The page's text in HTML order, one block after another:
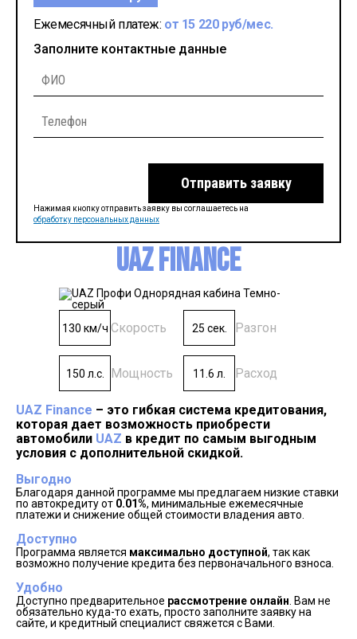
Ежемесячный платеж: от 15 220 руб/мес.
Заполните контактные данные
Отправить заявку
Нажимая кнопку отправить заявку вы соглашаетесь на
обработку персональных данных
UAZ Finance
130 км/ч Скорость 25 сек. Разгон
150 л.с. Мощность 11.6 л. Расход
UAZ Finance – это гибкая система кредитования,
которая дает возможность приобрести
автомобили UAZ в кредит по самым выгодным
условия с дополнительной скидкой.
Выгодно
Благодаря данной программе мы предлагаем низкие ставки
по автокредиту от 0.01%, минимальные ежемесячные
платежи и снижение общей стоимости владения авто.
Доступно
Программа является максимально доступной, так как
возможно получение кредита без первоначального взноса.
Удобно
Доступно предварительное рассмотрение онлайн . Вам не
обязательно куда-то ехать, просто заполните заявку на
сайте, и кредитный специалист свяжется с Вами.